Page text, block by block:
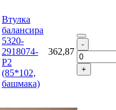
Втулка
балансира
5320-
2918074-
Р2
(85*102,
башмака)
362,87